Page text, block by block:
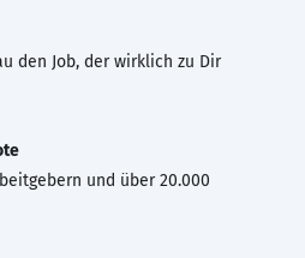
den Job, der wirklich zu Dir
und über 20.000